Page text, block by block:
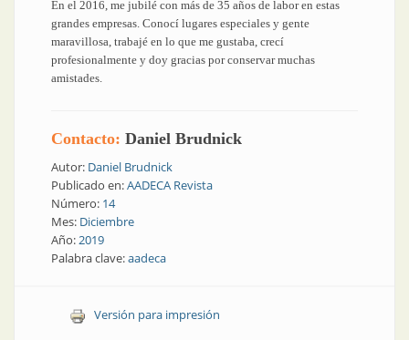
En el 2016, me jubilé con más de 35 años de labor en estas
grandes empresas. Conocí lugares especiales y gente
maravillosa, trabajé en lo que me gustaba, crecí
profesionalmente y doy gracias por conservar muchas
amistades.
Contacto: Daniel Brudnick
Autor: Daniel Brudnick
Publicado en:AADECA Revista
Número: 14
Mes: Diciembre
Año:2019
Palabra clave:aadeca
Versión para impresión